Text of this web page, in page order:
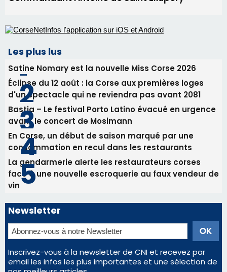
procession le 14 août
31/07/2026 08:24
Tennis - Début ce week-end du tournoi du
RCPV
31/07/2026 08:22
82ème anniversaire de la disparition du
Commandant Antoine de Saint Exupery
Les plus lus
Satine Nomary est la nouvelle Miss Corse 2026
Éclipse du 12 août : la Corse aux premières loges
d'un spectacle qui ne reviendra pas avant 2081
Bastia – Le festival Porto Latino évacué en urgence
avant le concert de Mosimann
En Corse, un début de saison marqué par une
consommation en recul dans les restaurants